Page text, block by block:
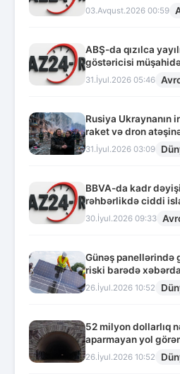
03.Avqust.2026 00:59
ABŞ-da qızılca
göstəricisi
31.İyul.2026 05:46
Rusiya Ukraynanın
raket və dron
31.İyul.2026 03:09
BBVA-da kadr
rəhbərlikdə ciddi
30.İyul.2026 09:33
Günəş panellərində
riski barədə
26.İyul.2026 10:52
52 milyon dollarlıq
aparmayan yol
26.İyul.2026 10:52